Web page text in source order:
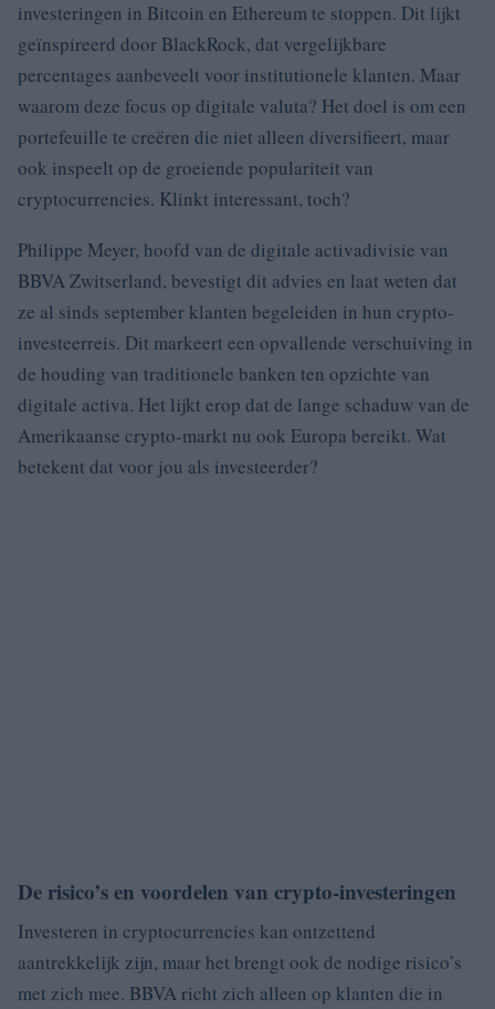
investeringen in Bitcoin en Ethereum te stoppen. Dit lijkt
geïnspireerd door BlackRock, dat vergelijkbare
percentages aanbeveelt voor institutionele klanten. Maar
waarom deze focus op digitale valuta? Het doel is om een
portefeuille te creëren die niet alleen diversifieert, maar
ook inspeelt op de groeiende populariteit van
cryptocurrencies. Klinkt interessant, toch?
Philippe Meyer, hoofd van de digitale activadivisie van
BBVA Zwitserland, bevestigt dit advies en laat weten dat
ze al sinds september klanten begeleiden in hun crypto-
investeerreis. Dit markeert een opvallende verschuiving in
de houding van traditionele banken ten opzichte van
digitale activa. Het lijkt erop dat de lange schaduw van de
Amerikaanse crypto-markt nu ook Europa bereikt. Wat
betekent dat voor jou als investeerder?
De risico’s en voordelen van crypto-investeringen
Investeren in cryptocurrencies kan ontzettend
aantrekkelijk zijn, maar het brengt ook de nodige risico’s
met zich mee. BBVA richt zich alleen op klanten die in